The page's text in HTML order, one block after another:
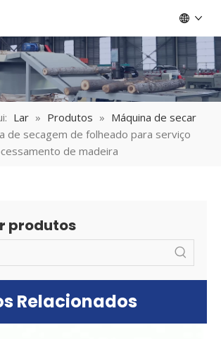
Lar » Produtos » Máquina de secar
de secagem de folheado para serviço
de madeira
produtos
Relacionados